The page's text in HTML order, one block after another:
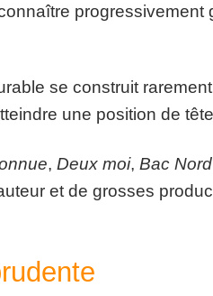
progressivement
se construit
une position de tête
, Deux moi, Bac Nord
et de grosses